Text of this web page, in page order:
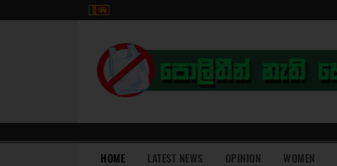
HOME(current)LATEST NEWS OPINION WOMEN